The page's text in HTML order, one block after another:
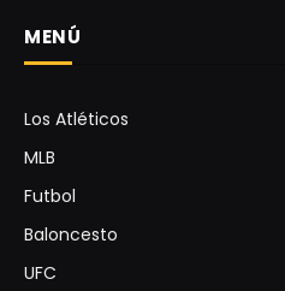
MENÚ
Los Atléticos
MLB
Futbol
Baloncesto
UFC